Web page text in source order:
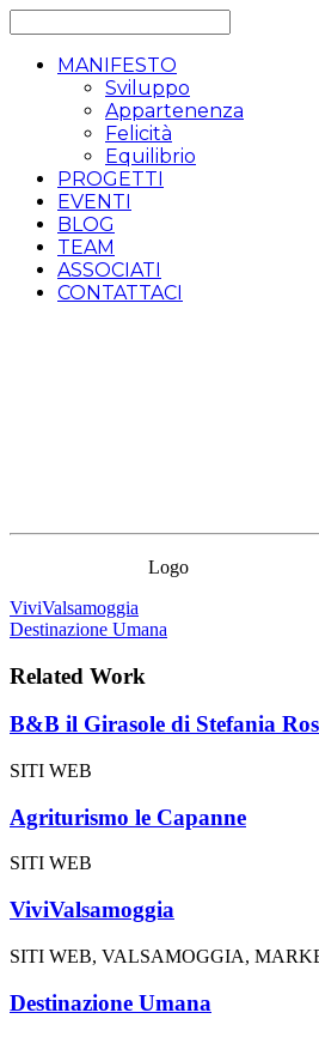
MANIFESTO
Sviluppo
Appartenenza
Felicità
Equilibrio
PROGETTI
EVENTI
BLOG
TEAM
ASSOCIATI
CONTATTACI
Logo
ViviValsamoggia
Destinazione Umana
Related Work
B&B il Girasole di Stefania
SITI WEB
Agriturismo le Capanne
SITI WEB
ViviValsamoggia
SITI WEB, VALSAMOGGIA,
Destinazione Umana